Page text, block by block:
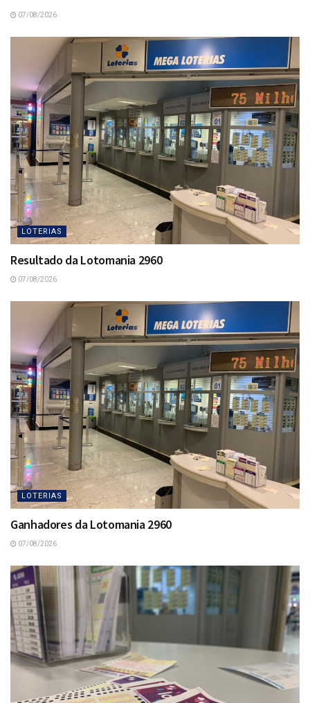
07/08/2026
LOTERIAS
Resultado da Lotomania 2960
07/08/2026
LOTERIAS
Ganhadores da Lotomania 2960
07/08/2026